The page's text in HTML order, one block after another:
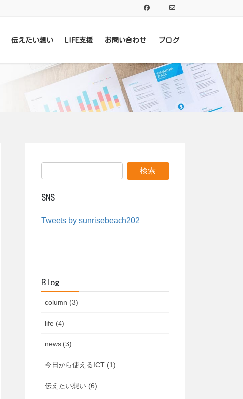
伝えたい想い LIFE支援 お問い合わせ ブログ
SNS
Tweets by sunrisebeach202
Blog
column (3)
life (4)
news (3)
今日から使えるICT (1)
伝えたい想い (6)